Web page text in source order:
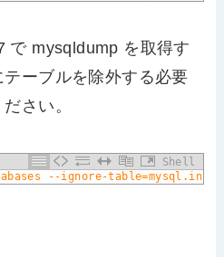
で mysqldump を取得す
ーブルを除外する必要
さい。
Shell
--ignore-